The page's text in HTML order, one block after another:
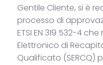
Gentile Cliente, si è
processo di
ETSI EN 319 532-4
Elettronico di
Qualificato (SERCQ)